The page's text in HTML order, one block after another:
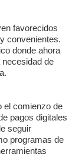
favorecidos
convenientes.
donde ahora
de
el comienzo de
pagos digitales
seguir
programas de